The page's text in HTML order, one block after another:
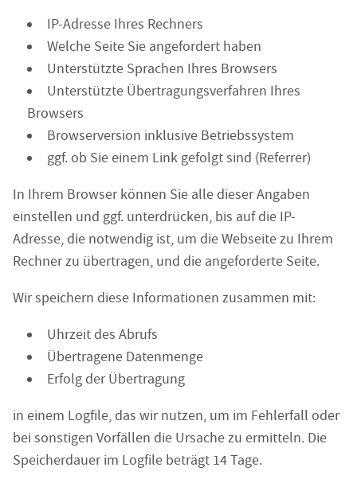
IP-Adresse Ihres Rechners
Welche Seite Sie angefordert haben
Unterstützte Sprachen Ihres Browsers
Unterstützte Übertragungsverfahren Ihres
Browsers
Browserversion inklusive Betriebssystem
ggf. ob Sie einem Link gefolgt sind (Referrer)
In Ihrem Browser können Sie alle dieser Angaben
einstellen und ggf. unterdrücken, bis auf die IP-
Adresse, die notwendig ist, um die Webseite zu Ihrem
Rechner zu übertragen, und die angeforderte Seite.
Wir speichern diese Informationen zusammen mit:
Uhrzeit des Abrufs
Übertragene Datenmenge
Erfolg der Übertragung
in einem Logfile, das wir nutzen, um im Fehlerfall oder
bei sonstigen Vorfällen die Ursache zu ermitteln. Die
Speicherdauer im Logfile beträgt 14 Tage.